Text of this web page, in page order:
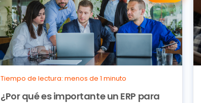
Tiempo de lectura: menos de 1 minuto
¿Por qué es importante un ERP para